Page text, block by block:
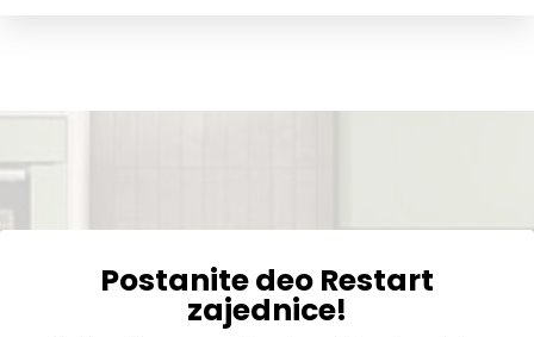
Postanite deo Restart
zajednice!